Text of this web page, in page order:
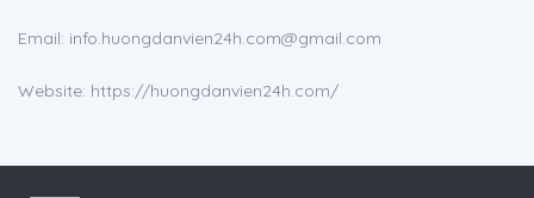
Email: info.huongdanvien24h.com@gmail.com
Website: https://huongdanvien24h.com/